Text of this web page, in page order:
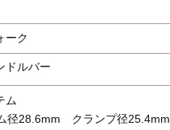
ーク
ドルバー
ム
径28.6mm クランプ径25.4mm